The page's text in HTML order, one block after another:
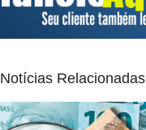
Notícias Relacionadas